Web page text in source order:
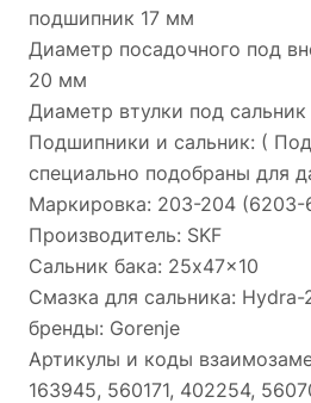
подшипник 17 мм
Диаметр посадочного под
20 мм
Диаметр втулки под
Подшипники и сальник: (
специально подобраны для
Маркировка: 203-204 (6203-
Производитель: SKF
Сальник бака: 25x47x10
Смазка для сальника:
бренды: Gorenje
Артикулы и коды
163945, 560171, 402254,